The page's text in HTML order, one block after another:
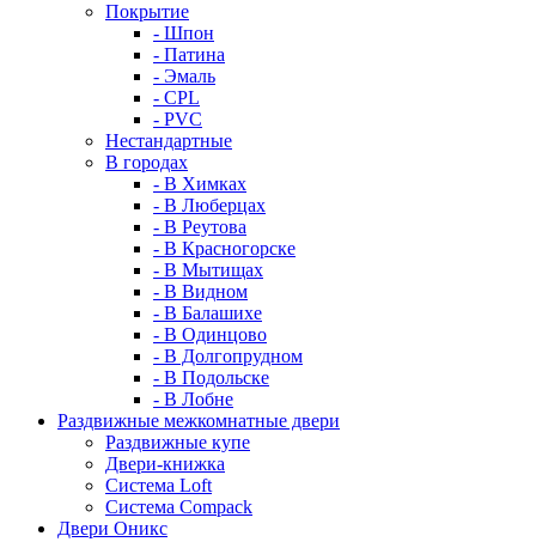
Покрытие
- Шпон
- Патина
- Эмаль
- CPL
- PVC
Нестандартные
В городах
- В Химках
- В Люберцах
- В Реутова
- В Красногорске
- В Мытищах
- В Видном
- В Балашихе
- В Одинцово
- В Долгопрудном
- В Подольске
- В Лобне
Раздвижные межкомнатные двери
Раздвижные купе
Двери-книжка
Система Loft
Система Compack
Двери Оникс